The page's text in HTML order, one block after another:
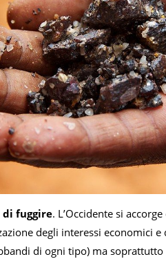
di fuggire. L’Occidente si
degli interessi economici
di ogni tipo) ma